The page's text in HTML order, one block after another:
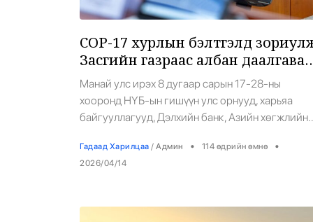
СОР-17 хурлын бэлтгэлд
Засгийн газраас албан даалгавар
гаргана
Манай улс ирэх 8 дугаар сарын 17-28-ны
хооронд НҮБ-ын гишүүн улс орнууд, харьяа
байгууллагууд, Дэлхийн банк, Азийн хөгжлийн
хүлээн авна. Гаднын хөрөнгө оруулалт татах,
инновац, олон улсын түншлэлийг хөгжүүлэх
Гадаад Харилцаа / Админ • 114 өдрийн өмнө •
2026/04/14